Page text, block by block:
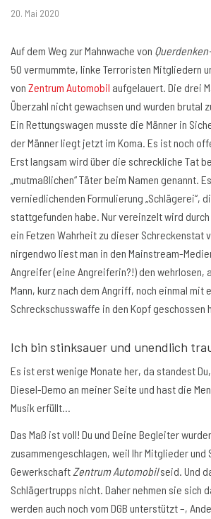
20. Mai 2020
Auf dem Weg zur Mahnwache von
50 vermummte, linke Terroristen Mitgliedern
von Zentrum Automobil aufgelauert. Die drei
Überzahl nicht gewachsen und wurden brutal
Ein Rettungswagen musste die Männer in
der Männer liegt jetzt im Koma. Es ist noch
Erst langsam wird über die schreckliche Tat
„mutmaßlichen“ Täter beim Namen genannt.
verniedlichenden Formulierung „Schlägerei“,
stattgefunden habe. Nur vereinzelt wird
ein Fetzen Wahrheit zu dieser Schreckenstat
nirgendwo liest man in den Mainstream-
Angreifer (eine Angreiferin?!) den wehrlosen,
Mann, kurz nach dem Angriff, noch einmal mit
Schreckschusswaffe in den Kopf geschossen
Ich bin stinksauer und unendlich
Es ist erst wenige Monate her, da standest
Diesel-Demo an meiner Seite und hast die
Musik erfüllt…
Das Maß ist voll! Du und Deine Begleiter
zusammengeschlagen, weil Ihr Mitglieder
Gewerkschaft Zentrum Automobilseid. Und
Schlägertrupps nicht. Daher nehmen sie sich
werden auch noch vom DGB unterstützt –,